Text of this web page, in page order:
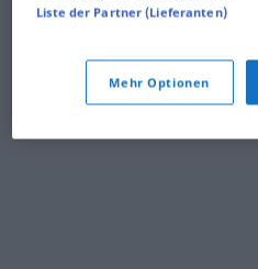
Liste der Partner (Lieferanten)
Mehr Optionen